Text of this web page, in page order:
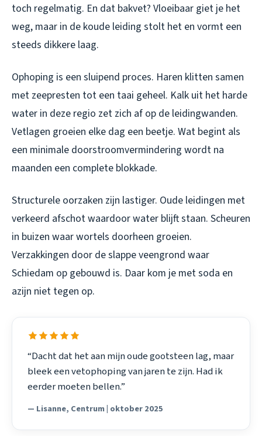
toch regelmatig. En dat bakvet? Vloeibaar giet je het
weg, maar in de koude leiding stolt het en vormt een
steeds dikkere laag.
Ophoping is een sluipend proces. Haren klitten samen
met zeepresten tot een taai geheel. Kalk uit het harde
water in deze regio zet zich af op de leidingwanden.
Vetlagen groeien elke dag een beetje. Wat begint als
een minimale doorstroomvermindering wordt na
maanden een complete blokkade.
Structurele oorzaken zijn lastiger. Oude leidingen met
verkeerd afschot waardoor water blijft staan. Scheuren
in buizen waar wortels doorheen groeien.
Verzakkingen door de slappe veengrond waar
Schiedam op gebouwd is. Daar kom je met soda en
azijn niet tegen op.
“Dacht dat het aan mijn oude gootsteen lag, maar
bleek een vetophoping van jaren te zijn. Had ik
eerder moeten bellen.”
— Lisanne, Centrum | oktober 2025